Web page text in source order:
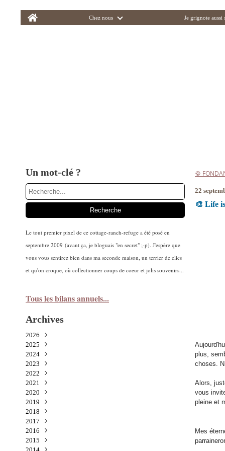
Home
Chez nous Je grignote
Un mot-clé ?
Le tout premier pixel de ce cottage-ranch-refuge a été posé en
septembre 2009 (avant ça, je bloguais "en secret" ;-p). J'espère que
vous vous sentirez bien dans ma seconde maison, un terrier de clics
et qu'on croque, où collectionner coups de coeur et jolis souvenirs...
Tous les bilans annuels...
Archives
2026
Juillet
Juin
Mai(1)
Avril
Mars
Février
Janvier
2025
Novembre
Octobre
Septembre
Août
Juillet
Juin
Mai(3)
Avril
Mars
Février
2024
Décembre
Novembre
Octobre
Septembre
Août
Juillet
Juin
Mai(2)
Avril
2023
Décembre
Novembre
Octobre
Septembre
Août
Juillet
Mai(9)
Avril
2022
Décembre
Novembre
Octobre
Septembre
Août
Juillet
Juin
2021
Décembre
Novembre
Octobre
Septembre
Août
Juillet
2020
Décembre
Novembre
Octobre
Septembre
Août
2019
Décembre
Novembre
Octobre
Septembre
2018
Décembre
Novembre
Octobre
2017
Décembre
Novembre
2016
Décembre
2015
🍪
22
🎨 Life
plus,
choses.
Alors,
vous
pleine et
Mes